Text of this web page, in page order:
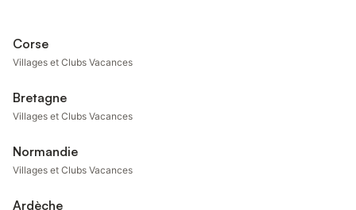
Corse
Villages et Clubs Vacances
Bretagne
Villages et Clubs Vacances
Normandie
Villages et Clubs Vacances
Ardèche